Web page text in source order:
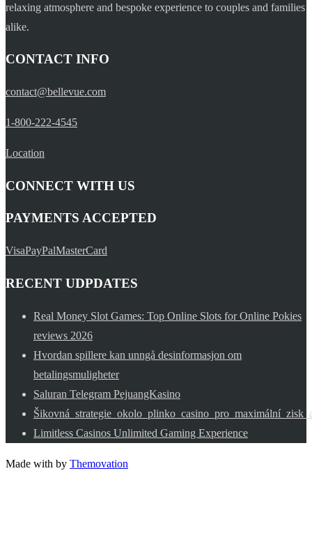
relaxing atmosphere and bespoke experience to couples and families
alike.
CONTACT INFO
contact@bellevue.com
1-800-222-4545
Location
CONNECT WITH US
PAYMENTS ACCEPTED
VisaPayPalMasterCard
RECENT UDPDATES
Real Money Slot Games: Top Online Slots for Online Pokies
reviews 2026
Hvordan spillere kan unngå desinformasjon om
betalingsmuligheter
Saluran Telegram PejuangKasino
Limitless Casinos Unlimited Gaming Experience
Made with by Themovation